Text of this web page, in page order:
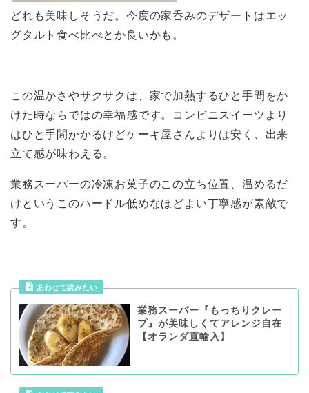
どれも美味しそうだ。今度の家呑みのデザートはエッ
グタルト食べ比べとか良いかも。
この温かさやサクサクは、家で加熱するひと手間をか
けた時ならではの幸福感です。コンビニスイーツより
はひと手間かかるけどケーキ屋さんよりは安く、出来
立て感が味わえる。
業務スーパーの冷凍お菓子のこの立ち位置、温めるだ
けというこのハードル低めなほどよい丁寧感が素敵で
す。
業務スーパー『もっちりクレー
プ』が美味しくてアレンジ自在
【オランダ直輸入】